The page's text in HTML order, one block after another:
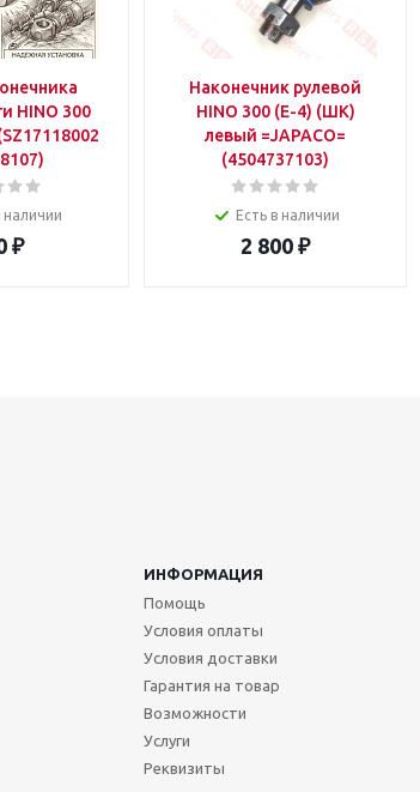
HINO 300
наличии
₽
Наконечник рулевой
HINO 300 (E-4) (ШК)
левый =JAPACO=
(4504737103)
Есть в наличии
2 800 ₽
ИНФОРМАЦИЯ
Помощь
Условия оплаты
Условия доставки
Гарантия на товар
Возможности
Услуги
Реквизиты